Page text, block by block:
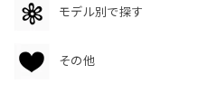
モデル別で探す
その他